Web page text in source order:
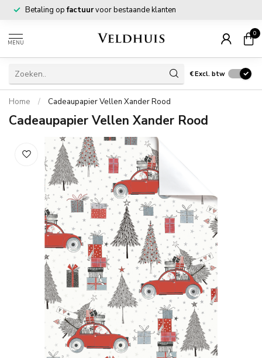
Betaling opfactuurvoor bestaande klanten
MENU
0
€Excl. btw
Home / Cadeaupapier Vellen Xander Rood
Cadeaupapier Vellen Xander Rood